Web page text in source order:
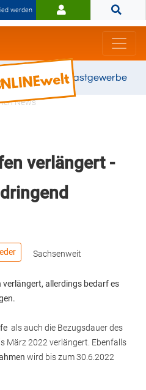
werden
stark für das Gastgewerbe
News
verlängert -
Sachsenweit
allerdings bedarf es
als auch die Bezugsdauer des
März 2022 verlängert. Ebenfalls
wird bis zum 30.6.2022